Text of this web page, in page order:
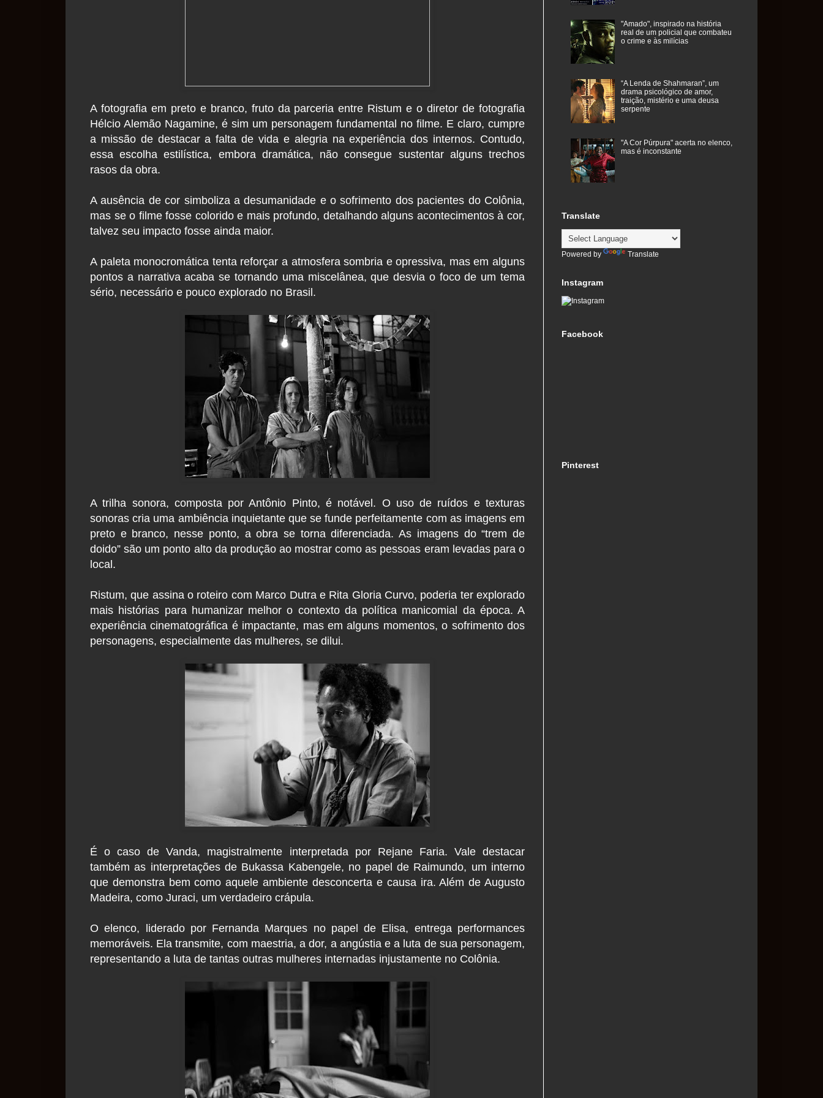
A fotografia em preto e branco, fruto da parceria entre Ristum e o diretor de fotografia
Hélcio Alemão Nagamine, é sim um personagem fundamental no filme. E claro, cumpre
a missão de destacar a falta de vida e alegria na experiência dos internos. Contudo,
essa escolha estilística, embora dramática, não consegue sustentar alguns trechos
rasos da obra.
A ausência de cor simboliza a desumanidade e o sofrimento dos pacientes do Colônia,
mas se o filme fosse colorido e mais profundo, detalhando alguns acontecimentos à cor,
talvez seu impacto fosse ainda maior.
A paleta monocromática tenta reforçar a atmosfera sombria e opressiva, mas em alguns
pontos a narrativa acaba se tornando uma miscelânea, que desvia o foco de um tema
sério, necessário e pouco explorado no Brasil.
A trilha sonora, composta por Antônio Pinto, é notável. O uso de ruídos e texturas
sonoras cria uma ambiência inquietante que se funde perfeitamente com as imagens em
preto e branco, nesse ponto, a obra se torna diferenciada. As imagens do “trem de
doido” são um ponto alto da produção ao mostrar como as pessoas eram levadas para o
local.
Ristum, que assina o roteiro com Marco Dutra e Rita Gloria Curvo, poderia ter explorado
mais histórias para humanizar melhor o contexto da política manicomial da época. A
experiência cinematográfica é impactante, mas em alguns momentos, o sofrimento dos
personagens, especialmente das mulheres, se dilui.
É o caso de Vanda, magistralmente interpretada por Rejane Faria. Vale destacar
também as interpretações de Bukassa Kabengele, no papel de Raimundo, um interno
que demonstra bem como aquele ambiente desconcerta e causa ira. Além de Augusto
Madeira, como Juraci, um verdadeiro crápula.
O elenco, liderado por Fernanda Marques no papel de Elisa, entrega performances
memoráveis. Ela transmite, com maestria, a dor, a angústia e a luta de sua personagem,
representando a luta de tantas outras mulheres internadas injustamente no Colônia.
"Amado", inspirado na história
real de um policial que combateu
o crime e às milícias
“A Lenda de Shahmaran”, um
drama psicológico de amor,
traição, mistério e uma deusa
serpente
"A Cor Púrpura" acerta no elenco,
mas é inconstante
Translate
Powered by Translate
Instagram
Facebook
Pinterest